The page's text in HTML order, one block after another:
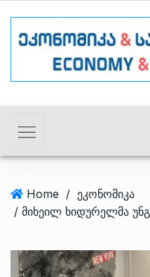
Home / ეკონომიკა